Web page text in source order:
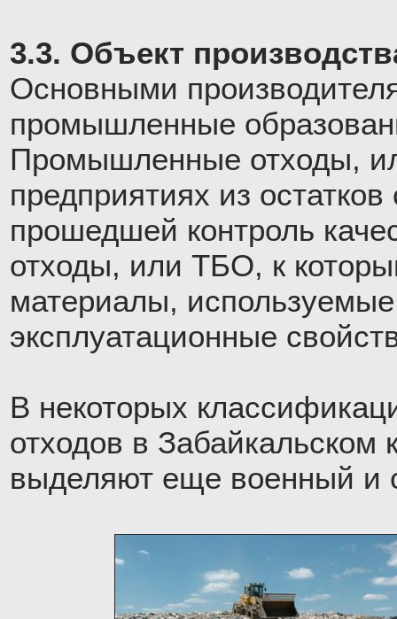
3.3. Объект
Основными
промышленные
Промышленные отходы,
предприятиях из
прошедшей контроль
отходы, или ТБО, к
материалы,
эксплуатационные
В некоторых
отходов в Забайкальском
выделяют еще военный и